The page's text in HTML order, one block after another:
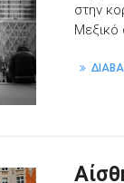
στην
Μεξικό